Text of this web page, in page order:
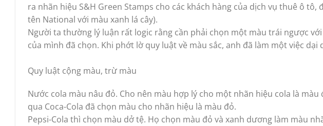
ra nhãn hiệu S&H Green Stamps cho các khách hàng của dịch vụ thuê ô
tên National với màu xanh lá cây).
Người ta thường lý luận rất logic rằng cần phải chọn một màu trái ngược
của mình đã chọn. Khi phớt lờ quy luật về màu sắc, anh đã làm một việc dại
Quy luật cộng màu, trừ màu
Nước cola màu nâu đỏ. Cho nên màu hợp lý cho một nhãn hiệu cola là
qua Coca-Cola đã chọn màu cho nhãn hiệu là màu đỏ.
Pepsi-Cola thì chọn màu dở tệ. Họ chọn màu đỏ và xanh dương làm màu